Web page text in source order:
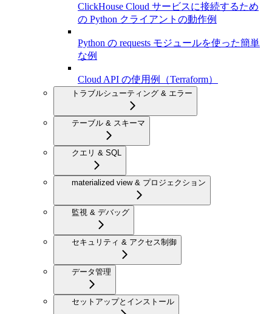
ClickHouse Cloud サービスに接続するため
の Python クライアントの動作例
Python の requests モジュールを使った簡単
な例
Cloud API の使用例（Terraform）
トラブルシューティング & エラー
テーブル & スキーマ
クエリ & SQL
materialized view & プロジェクション
監視 & デバッグ
セキュリティ & アクセス制御
データ管理
セットアップとインストール